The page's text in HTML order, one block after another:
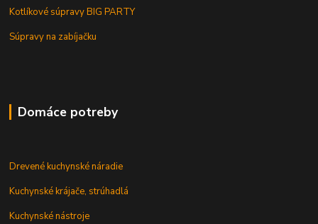
Kotlíkové súpravy BIG PARTY
Súpravy na zabíjačku
Domáce potreby
Drevené kuchynské náradie
Kuchynské krájače, strúhadlá
Kuchynské nástroje